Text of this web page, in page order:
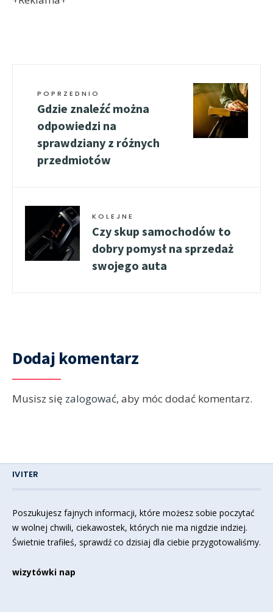
POPRZEDNIO
Gdzie znaleźć można
odpowiedzi na
sprawdziany z różnych
przedmiotów
KOLEJNE
Czy skup samochodów to
dobry pomysł na sprzedaż
swojego auta
Dodaj komentarz
Musisz się zalogować, aby móc dodać komentarz.
IVITER
Poszukujesz fajnych informacji, które możesz sobie poczytać
w wolnej chwili, ciekawostek, których nie ma nigdzie indziej.
Świetnie trafiłeś, sprawdź co dzisiaj dla ciebie przygotowaliśmy.
wizytówki nap